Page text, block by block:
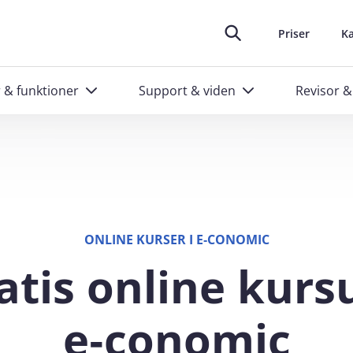
Header top
Priser
& funktioner Support & viden Revisor
ONLINE KURSER I E‑CONOMIC
online
e‑conomic